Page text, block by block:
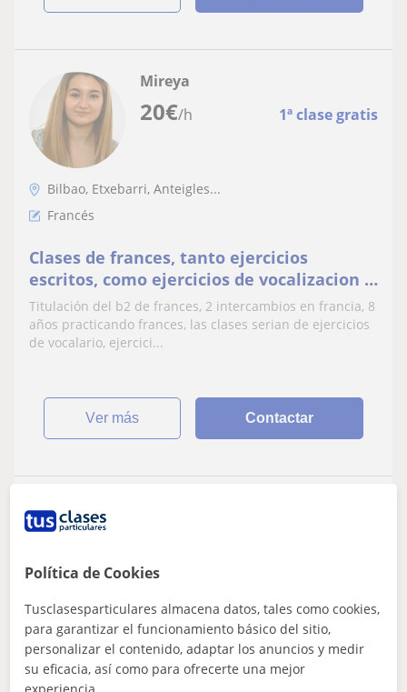
20€/h 1ª clase gratis
Mireya
Bilbao, Etxebarri, Anteigles...
Francés
Clases de frances, tanto ejercicios
escritos, como ejercicios de vocalizacion y
pronunciacion
Titulación del b2 de frances, 2 intercambios en francia, 8
años practicando frances, las clases serian de ejercicios
de vocalario, ejercici...
ver más Contactar
Barakaldo, Basauri, Bilbao, E...
Francés
Profesora experimentada nativa
Política de Cookies
Tusclasesparticulares almacena datos, tales como cookies,
para garantizar el funcionamiento básico del sitio,
personalizar el contenido, adaptar los anuncios y medir
su eficacia, así como para ofrecerte una mejor
experiencia.